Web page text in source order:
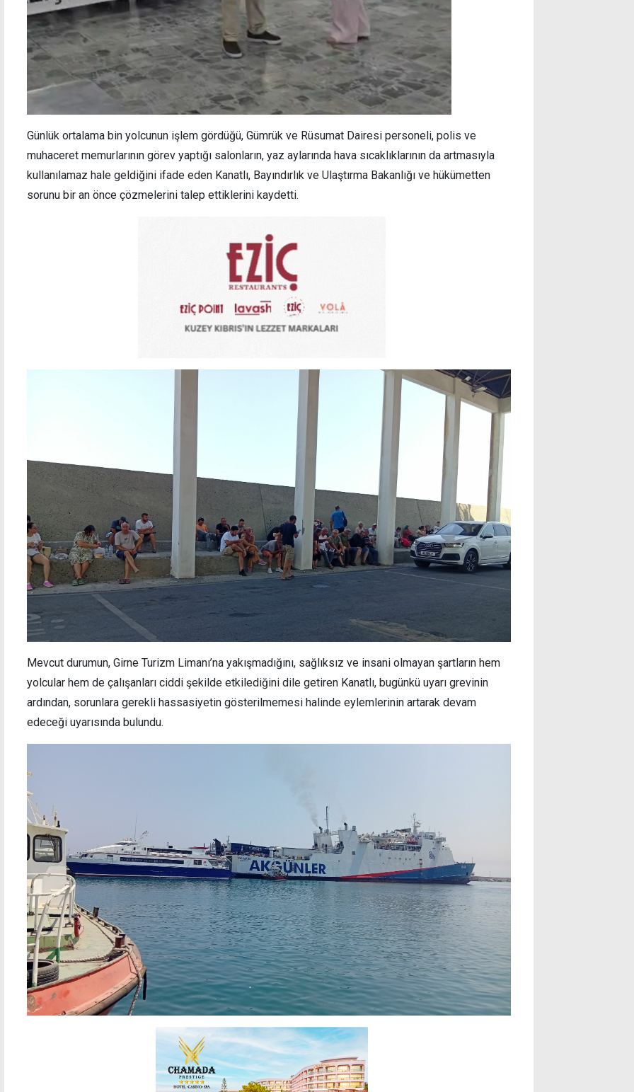
Günlük ortalama bin yolcunun işlem gördüğü, Gümrük ve Rüsumat Dairesi personeli, polis ve
muhaceret memurlarının görev yaptığı salonların, yaz aylarında hava sıcaklıklarının da artmasıyla
kullanılamaz hale geldiğini ifade eden Kanatlı, Bayındırlık ve Ulaştırma Bakanlığı ve hükümetten
sorunu bir an önce çözmelerini talep ettiklerini kaydetti.
Mevcut durumun, Girne Turizm Limanı’na yakışmadığını, sağlıksız ve insani olmayan şartların hem
yolcular hem de çalışanları ciddi şekilde etkilediğini dile getiren Kanatlı, bugünkü uyarı grevinin
ardından, sorunlara gerekli hassasiyetin gösterilmemesi halinde eylemlerinin artarak devam
edeceği uyarısında bulundu.